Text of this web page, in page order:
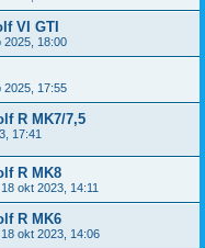
VI GTI
2025, 18:00
2025, 17:55
R MK7/7,5
17:41
R MK8
18 okt 2023, 14:11
R MK6
18 okt 2023, 14:06